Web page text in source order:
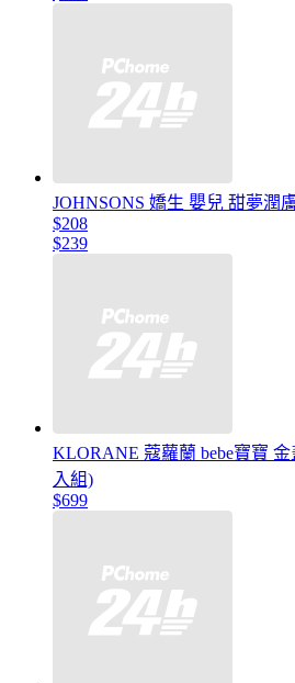
JOHNSONS 嬌生 嬰兒 甜夢潤
$208
$239
KLORANE 蔻蘿蘭 bebe寶寶
入組)
$699